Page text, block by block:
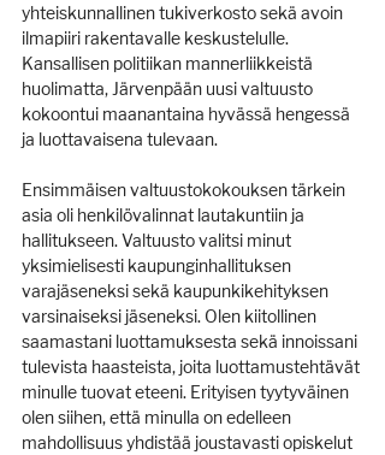
yhteiskunnallinen tukiverkosto sekä avoin
ilmapiiri rakentavalle keskustelulle.
Kansallisen politiikan mannerliikkeistä
huolimatta, Järvenpään uusi valtuusto
kokoontui maanantaina hyvässä hengessä
ja luottavaisena tulevaan.
Ensimmäisen valtuustokokouksen tärkein
asia oli henkilövalinnat lautakuntiin ja
hallitukseen. Valtuusto valitsi minut
yksimielisesti kaupunginhallituksen
varajäseneksi sekä kaupunkikehityksen
varsinaiseksi jäseneksi. Olen kiitollinen
saamastani luottamuksesta sekä innoissani
tulevista haasteista, joita luottamustehtävät
minulle tuovat eteeni. Erityisen tyytyväinen
olen siihen, että minulla on edelleen
mahdollisuus yhdistää joustavasti opiskelut